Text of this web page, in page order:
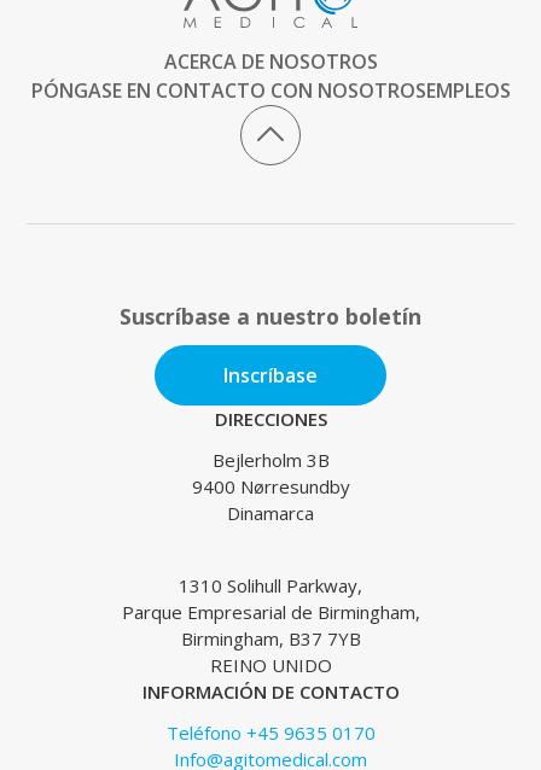
ACERCA DE NOSOTROS
PÓNGASE EN CONTACTO CON NOSOTROSEMPLEOS
Suscríbase a nuestro boletín
Inscríbase
DIRECCIONES
Bejlerholm 3B
9400 Nørresundby
Dinamarca
1310 Solihull Parkway,
Parque Empresarial de Birmingham,
Birmingham, B37 7YB
REINO UNIDO
INFORMACIÓN DE CONTACTO
Teléfono +45 9635 0170
Info@agitomedical.com